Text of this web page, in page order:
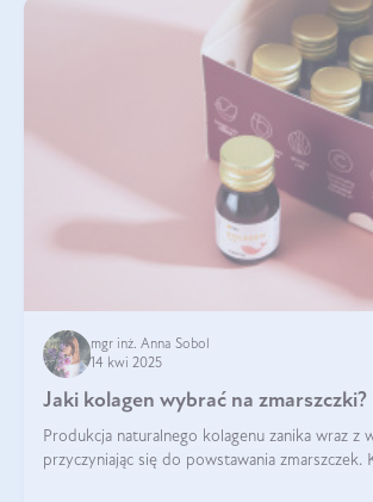
mgr inż. Anna Sobol
14 kwi 2025
Jaki kolagen wybrać na zmarszczki?
Produkcja naturalnego kolagenu zanika wraz z
przyczyniając się do powstawania zmarszczek.